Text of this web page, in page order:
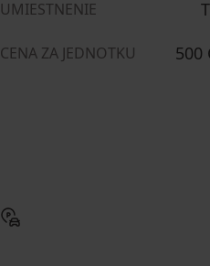
UMIESTNENIE
CENA ZA JEDNOTKU 500